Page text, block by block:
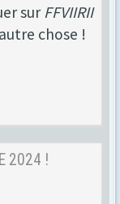
sur FFVIIRII
chose !
2024 !